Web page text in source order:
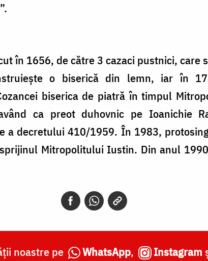
în 1656, de către 3 cazaci pustnici,
o biserică din lemn, iar în
biserica de piatră în timpul
ca preot duhovnic pe Ioanichie
a decretului 410/1959. În 1983,
Mitropolitului Iustin. Din anul
noastre pe WhatsApp, Instagram